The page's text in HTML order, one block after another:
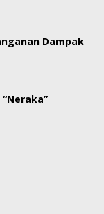
Dampak